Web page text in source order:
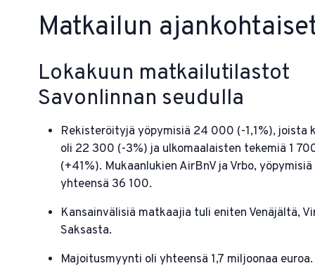
Matkailun
Lokakuun matkailutilastot
Savonlinnan seudulla
Rekisteröityjä yöpymisiä 24 000 (-1,1%), joista
oli 22 300 (-3%) ja ulkomaalaisten tekemiä 1
(+41%). Mukaanlukien AirBnV ja Vrbo,
yhteensä 36 100.
Kansainvälisiä matkaajia tuli eniten Venäjältä,
Saksasta.
Majoitusmyynti oli yhteensä 1,7 miljoonaa euroa.